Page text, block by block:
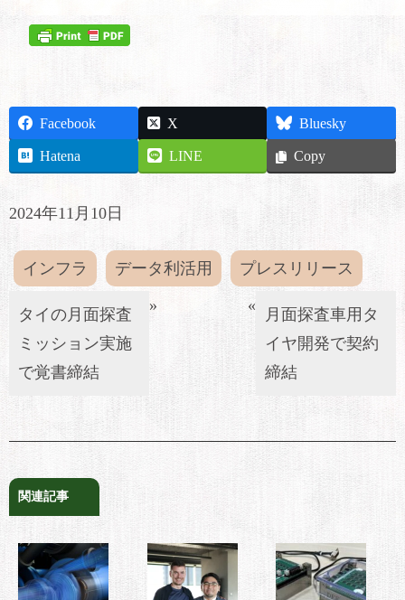
Facebook X
Bluesky
Hatena
LINE Copy
2024年11月10日
インフラ データ利活用 プレスリリース
タイの月面探査
ミッション実施
で覚書締結
» «
月面探査車用タ
イヤ開発で契約
締結
関連記事